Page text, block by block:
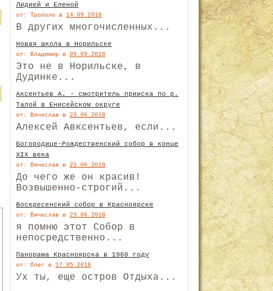
Лидией и Еленой
от: Трололо в 14.09.2018
В других многочисленных...
Новая школа в Норильске
от: Владимир в 09.09.2018
Это не в Норильске, в
Дудинке...
Аксентьев А. - смотритель прииска по р.
Талой в Енисейском округе
от: Вячеслав в 23.06.2018
Алексей Авксентьев, если...
Богородице-Рождественский собор в конце
XIX века
от: Вячеслав в 23.06.2018
До чего же он красив!
Возвышенно-строгий...
Воскресенский собор в Красноярске
от: Вячеслав в 23.06.2018
я помню этот Собор в
непосредственно...
Панорама Красноярска в 1960 году
от: Олег в 17.05.2018
Ух ты, еще остров Отдыха...